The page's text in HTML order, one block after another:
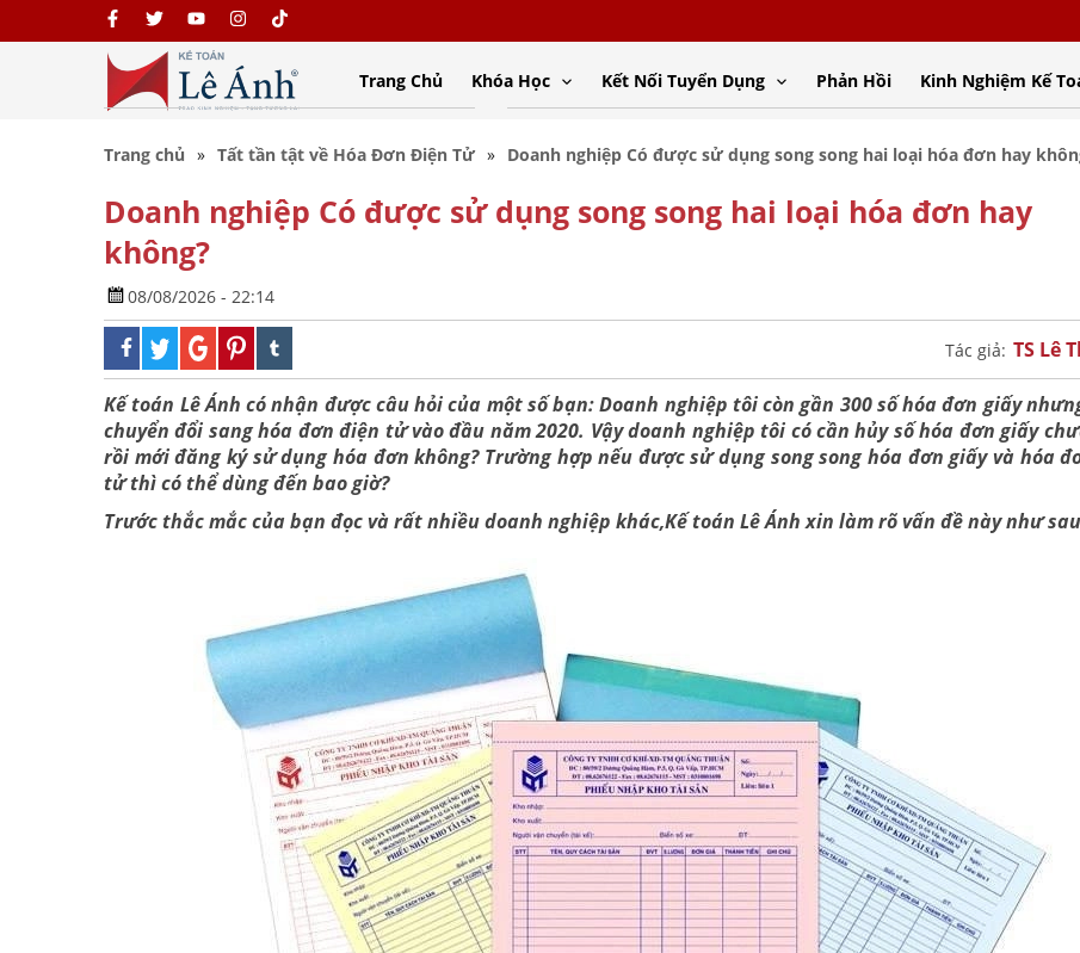
Trang Chủ Khóa Học Kết Nối Tuyển Dụng Phản Hồi Kinh Nghiệm Kế
Trang chủ Tất tần tật về Hóa Đơn Điện Tử Doanh nghiệp Có được sử dụng song song hai loại hóa đơn hay
Doanh nghiệp Có được sử dụng song song hai loại hóa đơn hay
không?
08/08/2026 - 22:14
Tác giả: TS Lê
Kế toán Lê Ánh có nhận được câu hỏi của một số bạn: Doanh nghiệp tôi còn gần 300 số hóa đơn giấy
chuyển đổi sang hóa đơn điện tử vào đầu năm 2020. Vậy doanh nghiệp tôi có cần hủy số hóa đơn giấy
rồi mới đăng ký sử dụng hóa đơn không? Trường hợp nếu được sử dụng song song hóa đơn giấy và hóa
tử thì có thể dùng đến bao giờ?
Trước thắc mắc của bạn đọc và rất nhiều doanh nghiệp khác,Kế toán Lê Ánh xin làm rõ vấn đề này như